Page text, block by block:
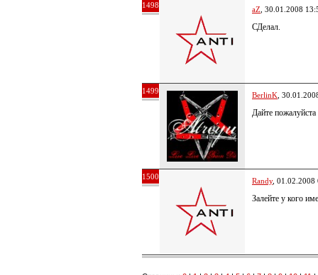
1498 aZ , 30.01.2008
СДелал.
1499 BerlinK ,
Дайте
1500 Randy, 01.02.2008
Залейте у кого